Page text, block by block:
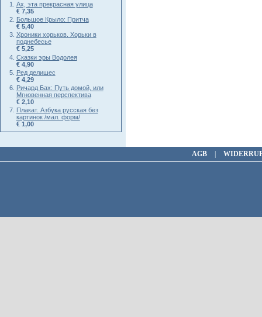
Ах, эта прекрасная улица
€ 7,35
Большое Крыло: Притча
€ 5,40
Хроники хорьков. Хорьки в
поднебесье
€ 5,25
Сказки эры Водолея
€ 4,90
Ред делишес
€ 4,29
Ричард Бах: Путь домой, или
Мгновенная перспектива
€ 2,10
Плакат. Азбука русская без
картинок /мал. форм/
€ 1,00
AGB